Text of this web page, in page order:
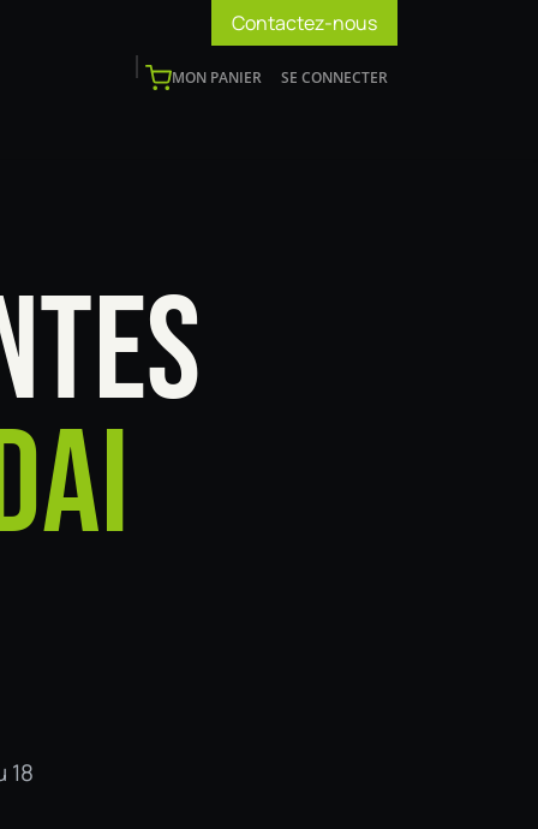
Contactez-nous
MON PANIER SE CONNECTER
18